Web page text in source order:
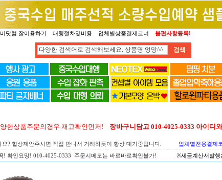
닷컴 잘이용하기 대행절차및비용 업체별상품결제코너 불편사항등록!
한상품주문의경우 재고확인먼저! 장바구니담고 010-4025-0333 아이디
요? 협상제안주시면 직접 만나서 거래하듯이 항상 대기중입니다. 업체별전용결제
! 확인요망! 010-4025-0333 주문시메모는 바로바로확인불가! ※세금계산서발행